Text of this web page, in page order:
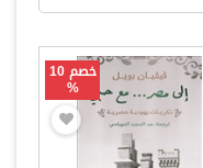
خصم 10
%